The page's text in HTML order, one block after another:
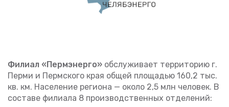
Филиал «Пермэнерго» обслуживает территорию г.
Перми и Пермского края общей площадью 160,2 тыс.
кв. км. Население региона — около 2,5 млн человек. В
составе филиала 8 производственных отделений: